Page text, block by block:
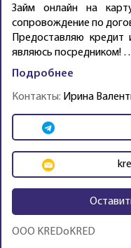
Займ онлайн на
сопровождение по
Предоставляю кредит
являюсь посредником!
Подробнее
Контакты: Ирина
OOO KREDoKRED